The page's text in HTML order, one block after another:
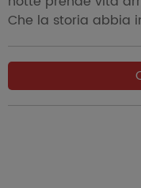
Che la storia abbia